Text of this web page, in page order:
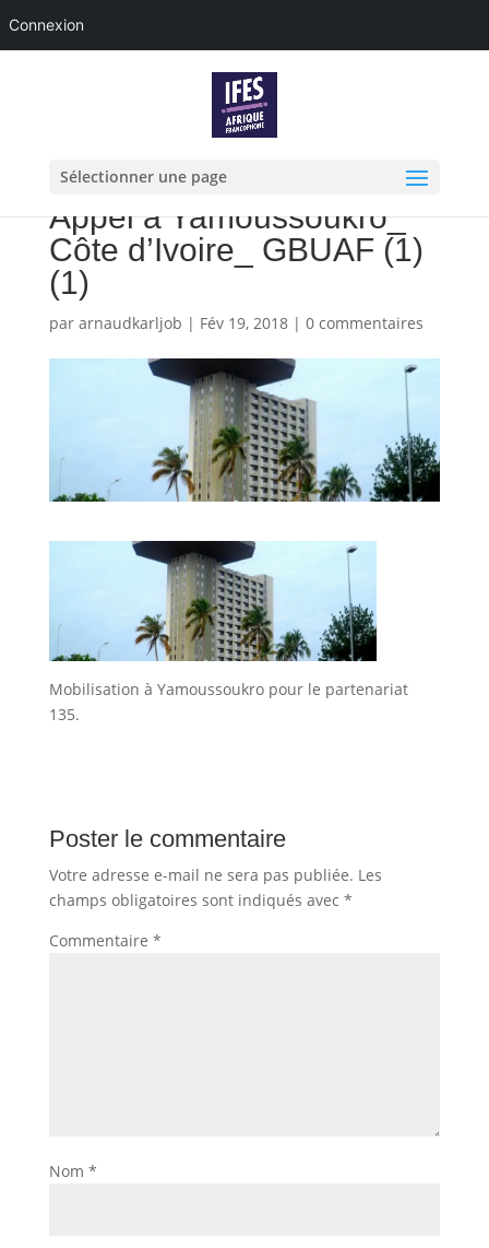
Connexion
Sélectionner une page
Appel à Yamoussoukro_
Côte d’Ivoire_ GBUAF (1)
(1)
par arnaudkarljob | Fév 19, 2018| 0 commentaires
Mobilisation à Yamoussoukro pour le partenariat
135.
Poster le commentaire
Votre adresse e-mail ne sera pas publiée. Les
champs obligatoires sont indiqués avec *
Commentaire *
Nom *